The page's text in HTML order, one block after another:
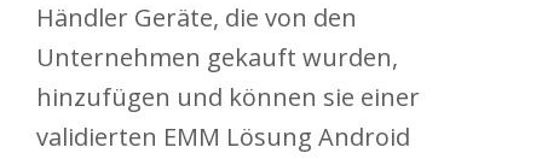
Händler Geräte, die von den
Unternehmen gekauft wurden,
hinzufügen und können sie einer
validierten EMM Lösung Android